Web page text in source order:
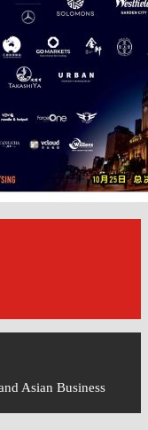
Asian Business